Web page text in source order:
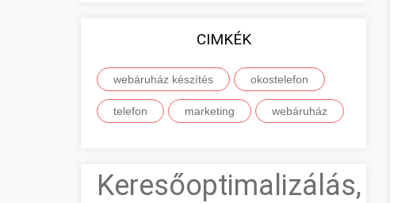
CIMKÉK
webáruház készítés okostelefon
telefon marketing webáruház
Keresőoptimalizálás,